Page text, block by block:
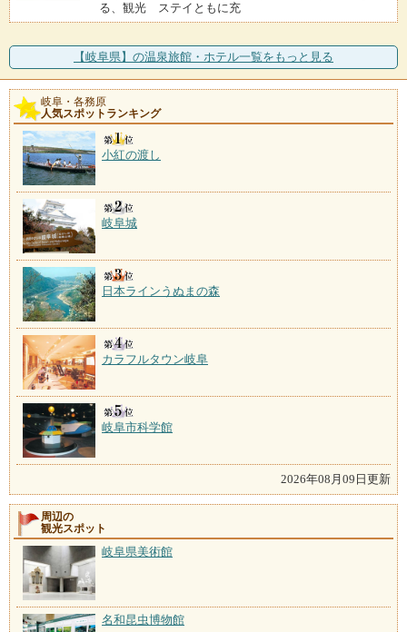
る、観光 ステイともに充
【岐阜県】の温泉旅館・ホテル一覧をもっと見る
岐阜・各務原
人気スポットランキング
小紅の渡し
岐阜城
日本ラインうぬまの森
カラフルタウン岐阜
岐阜市科学館
2026年08月09日更新
周辺の
観光スポット
岐阜県美術館
名和昆虫博物館